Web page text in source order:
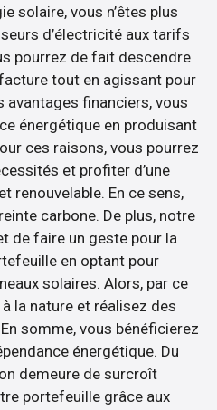
solaire, vous n’êtes plus
d’électricité aux tarifs
pourrez de fait descendre
tout en agissant pour
avantages financiers, vous
énergétique en produisant
ces raisons, vous pourrez
et profiter d’une
renouvelable. En ce sens,
carbone. De plus, notre
de faire un geste pour la
en optant pour
solaires. Alors, par ce
la nature et réalisez des
somme, vous bénéficierez
énergétique. Du
demeure de surcroît
portefeuille grâce aux